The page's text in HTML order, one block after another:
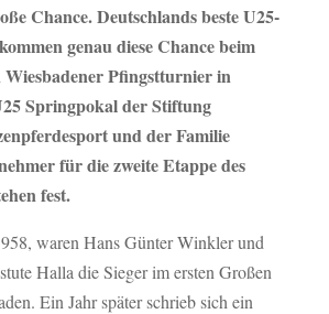
Chance. Deutschlands beste U25-
genau diese Chance beim
Pfingstturnier in
Springpokal der Stiftung
und der Familie
für die zweite Etappe des
fest.
waren Hans Günter Winkler und
Halla die Sieger im ersten Großen
Ein Jahr später schrieb sich ein